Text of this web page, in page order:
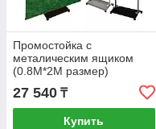
Промостойка с
металическим ящиком
(0.8M*2M размер)
27 540 ₸
Купить